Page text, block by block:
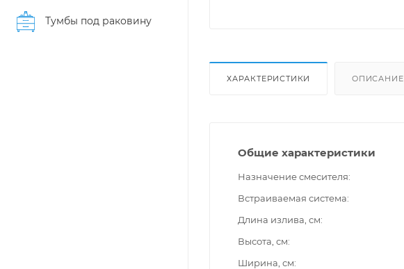
Тумбы под раковину
ХАРАКТЕРИСТИКИ ОПИСАНИЕ
Общие характеристики
Назначение смесителя
Встраиваемая система
Длина излива, см
Высота, см
Ширина, см